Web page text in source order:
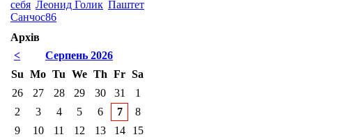
себя Леонид Голик Паштет
Санчос86
Архів
<
Серпень 2026
Su Mo Tu We Th Fr Sa
26
27 28 29 30 31
1
2
3 4 5 6 7
8
9
10 11 12 13 14
15